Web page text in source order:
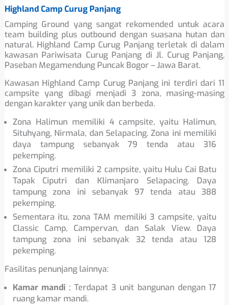
Highland Camp Curug Panjang
Camping Ground yang sangat rekomended untuk acara
team building plus outbound dengan suasana hutan dan
natural. Highland Camp Curug Panjang terletak di dalam
kawasan Pariwisata Curug Panjang di Jl. Curug Panjang,
Paseban Megamendung Puncak Bogor – Jawa Barat.
Kawasan Highland Camp Curug Panjang ini terdiri dari 11
campsite yang dibagi menjadi 3 zona, masing-masing
dengan karakter yang unik dan berbeda.
Zona Halimun memiliki 4 campsite, yaitu Halimun,
Situhyang, Nirmala, dan Selapacing. Zona ini memiliki
daya tampung sebanyak 79 tenda atau 316
pekemping.
Zona Ciputri memiliki 2 campsite, yaitu Hulu Cai Batu
Tapak Ciputri dan Klimanjaro Selapacing. Daya
tampung zona ini sebanyak 97 tenda atau 388
pekemping.
Sementara itu, zona TAM memiliki 3 campsite, yaitu
Classic Camp, Campervan, dan Salak View. Daya
tampung zona ini sebanyak 32 tenda atau 128
pekemping.
Fasilitas penunjang lainnya:
Kamar mandi ; Terdapat 3 unit bangunan dengan 17
ruang kamar mandi.